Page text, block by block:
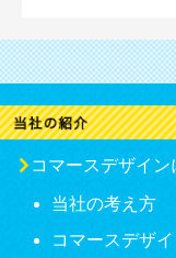
コマースデザイン
当社の考え方
コマースデザ